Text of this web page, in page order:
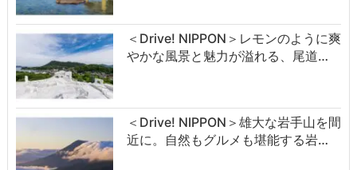
＜Drive! NIPPON＞レモンのように爽
やかな風景と魅力が溢れる、尾道…
＜Drive! NIPPON＞雄大な岩手山を間
近に。自然もグルメも堪能する岩…